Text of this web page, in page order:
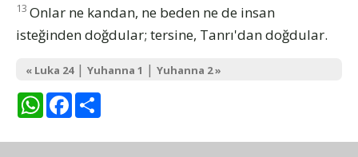
13 Onlar ne kandan, ne beden ne de insan
isteğinden doğdular; tersine, Tanrı'dan doğdular.
« Luka 24| Yuhanna 1 | Yuhanna 2 »
WhatsAppFacebook